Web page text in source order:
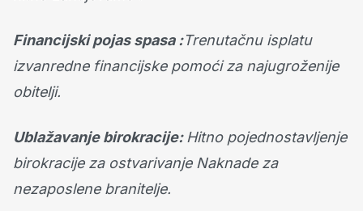
Financijski pojas spasa :Trenutačnu isplatu
izvanredne financijske pomoći za najugroženije
obitelji.
Ublažavanje birokracije:Hitno pojednostavljenje
birokracije za ostvarivanje Naknade za
nezaposlene branitelje.